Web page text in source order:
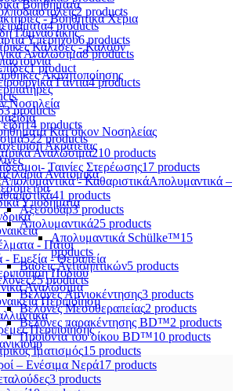
Βοηθήματα
- Βοηθητικά Χέρια
Γυμναστικής
Κάλτσες - Καλσόν
Ακινητοποίησης
Νοσηλεία
Κατ'οίκον Νοσηλείας
Ακράτειας
Ανατομικά
Υποδήματα
- Πάτοι
- Ευεξία - Θεραπεία
Ποδιού
Αναλώσιμα
Περιποίηση
Περιποίησης
2 products
4 products
Υπερήχου6 products
Αναλώσιμα8 products
1 product
Γάντια4 products
products
14 products
522 products
Αναλώσιμα210 products
Ταινίες Στερέωσης17 products
Απολυμαντικά –
41 products
Αξεσουάρ3 products
Απολυμαντικά25 products
Απολυμαντικά Schülke™15
products
Βάσεις Αντισηπτικών5 products
25 products
Βελόνες Αμνιοκέντησης3 products
Βελόνες Μεσοθεραπείας2 products
Βελόνες παρακέντησης BD™2 products
Προϊόντα του οίκου BD™10 products
Ιματισμός15 products
– Ενέσιμα Νερά17 products
3 products